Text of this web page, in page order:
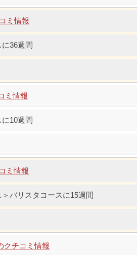
ミ情報
36週間
ミ情報
10週間
ミ情報
バリスタコースに15週間
クチコミ情報